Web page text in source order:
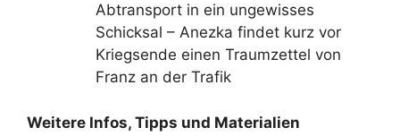
Abtransport in ein ungewisses
Schicksal – Anezka findet kurz vor
Kriegsende einen Traumzettel von
Franz an der Trafik
Weitere Infos, Tipps und Materialien